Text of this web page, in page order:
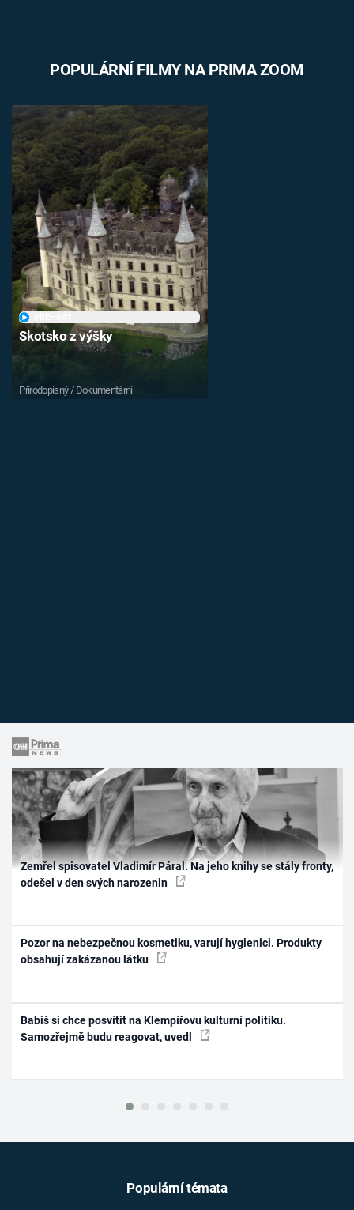
POPULÁRNÍ FILMY NA PRIMA ZOOM
Skotsko z výšky
Přírodopisný / Dokumentární
Zemřel spisovatel Vladimír Páral. Na jeho knihy se stály fronty,
odešel v den svých narozenin
Pozor na nebezpečnou kosmetiku, varují hygienici. Produkty
obsahují zakázanou látku
Babiš si chce posvítit na Klempířovu kulturní politiku.
Samozřejmě budu reagovat, uvedl
Populární témata